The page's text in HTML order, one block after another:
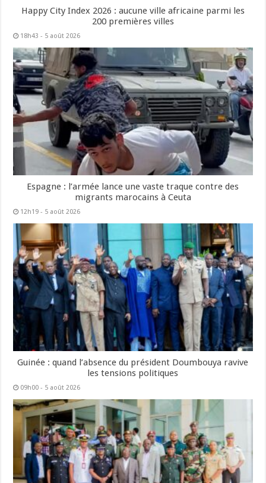
Happy City Index 2026 : aucune ville africaine parmi les
200 premières villes
18h43 - 5 août 2026
Espagne : l’armée lance une vaste traque contre des
migrants marocains à Ceuta
12h19 - 5 août 2026
Guinée : quand l’absence du président Doumbouya ravive
les tensions politiques
09h00 - 5 août 2026